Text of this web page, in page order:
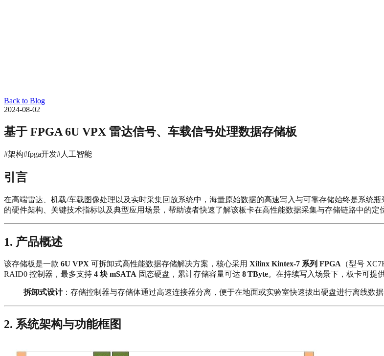
Back to Blog
2024-08-02
基于 FPGA 6U VPX 雷达信号、车载信号处理数据存储板
#架构#fpga开发#人工智能
引言
在高端雷达、机载/车载图像处理以及实时采集回放系统中，海量原始数据的高速写入与可靠存储始终是系统
的硬件架构、关键技术指标以及典型应用场景，帮助读者快速了解该板卡在高性能数据采集与存储链路中的定
1. 产品概述
该存储板是一款 6U VPX 可拆卸式高性能数据存储解决方案，核心采用 Xilinx Kintex‑7 系列 FPGA （型号
RAID0 控制器，最多支持 4 块 mSATA 固态硬盘，累计存储容量可达 8 TByte。在持续写入场景下，板卡可提
拆卸式设计：存储控制器与存储体通过高速连接器分离，便于在地面或实验室快速拔出硬盘进行离线数
2. 系统架构与功能框图